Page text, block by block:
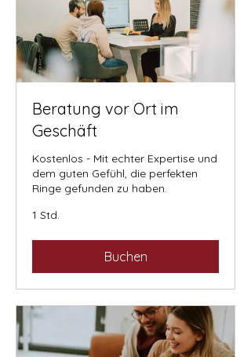
Beratung vor Ort im
Geschäft
Kostenlos - Mit echter Expertise und
dem guten Gefühl, die perfekten
Ringe gefunden zu haben.
1 Std.
Buchen